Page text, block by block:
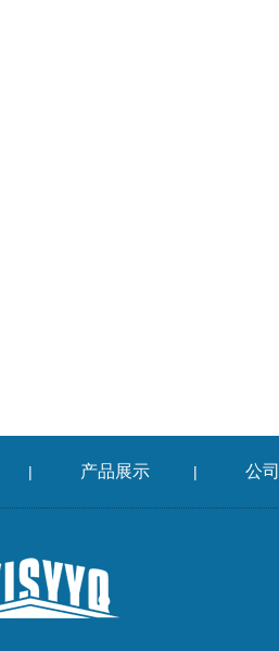
| 产品展示 | 公